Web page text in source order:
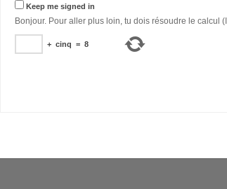
Keep me signed in
Bonjour. Pour aller plus loin, tu dois résoudre le
+ cinq = 8